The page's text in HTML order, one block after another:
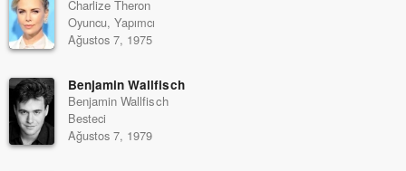
Charlize Theron
Oyuncu, Yapımcı
Ağustos 7, 1975
Benjamin Wallfisch
Benjamin Wallfisch
Besteci
Ağustos 7, 1979